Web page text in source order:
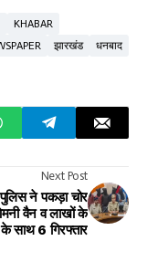
KHABAR
झारखंड
धनबाद
Next Post
ने पकड़ा चोर
वैन व लाखों के
साथ 6 गिरफ्तार